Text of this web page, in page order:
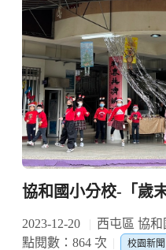
協和國小分校-「歲
2023-12-20
西屯區 協
點閱數：864 次
校園新聞